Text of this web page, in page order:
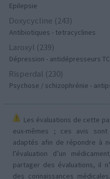
Epilepsie
Doxycycline (243)
Antibiotiques - tetracyclines
Laroxyl (239)
Dépression - antidépresseurs
Risperdal (230)
Psychose / schizophrénie -
Les évaluations de cette
eux-mêmes ; ces avis
adaptés afin de répondre à
l’évaluation d’un
partager des évaluations, il
des connaissances